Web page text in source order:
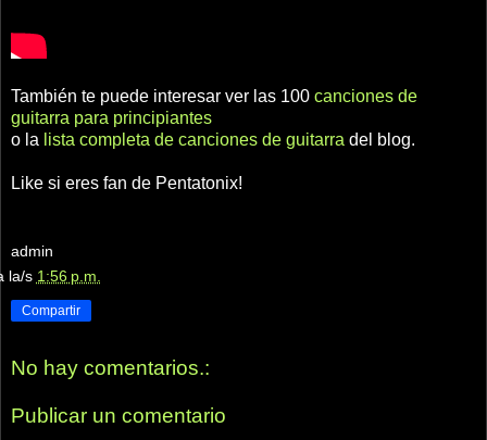
También te puede interesar ver las 100 canciones de
guitarra para principiantes
o la lista completa de canciones de guitarra del blog.
Like si eres fan de Pentatonix!
admin
la/s 1:56 p.m.
Compartir
No hay comentarios.:
Publicar un comentario